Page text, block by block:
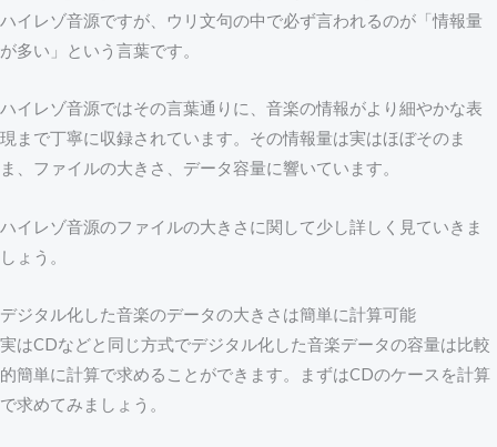
ハイレゾ音源ですが、ウリ文句の中で必ず言われるのが「情報量
が多い」という言葉です。
ハイレゾ音源ではその言葉通りに、音楽の情報がより細やかな表
現まで丁寧に収録されています。その情報量は実はほぼそのま
ま、ファイルの大きさ、データ容量に響いています。
ハイレゾ音源のファイルの大きさに関して少し詳しく見ていきま
しょう。
デジタル化した音楽のデータの大きさは簡単に計算可能
実はCDなどと同じ方式でデジタル化した音楽データの容量は比較
的簡単に計算で求めることができます。まずはCDのケースを計算
で求めてみましょう。